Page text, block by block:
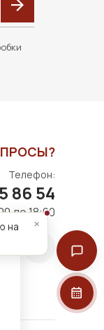
Телефон:
86 54
до 18:00
на
×